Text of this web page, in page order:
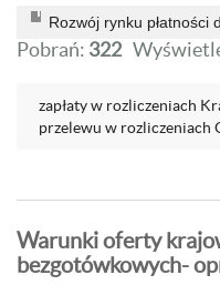
Rozwój rynku płatności
Pobrań: 322
zapłaty w rozliczeniach
przelewu w rozliczeniach
Warunki oferty
bezgotówkowych-